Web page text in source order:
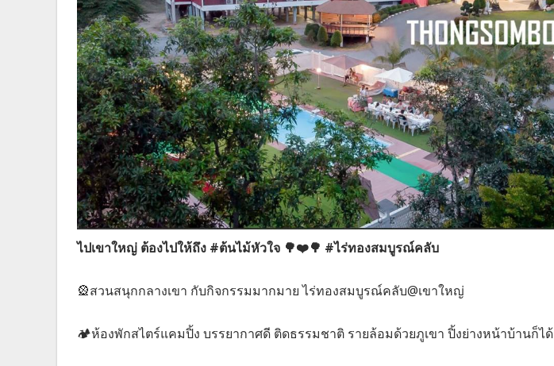
ไปเขาใหญ่ ต้องไปให้ถึง #ต้นไม้หัวใจ 🌳❤️🌳 #ไร่ทองสมบูรณ์คลับ
🎡สวนสนุกกลางเขา กับกิจกรรมมากมาย ไร่ทองสมบูรณ์คลับ@เขาใหญ่
🏕ห้องพักสไตร์แคมปิ้ง บรรยากาศดี ติดธรรมชาติ รายล้อมด้วยภูเขา ปิ้งย่างหน้าบ้านก็ได้